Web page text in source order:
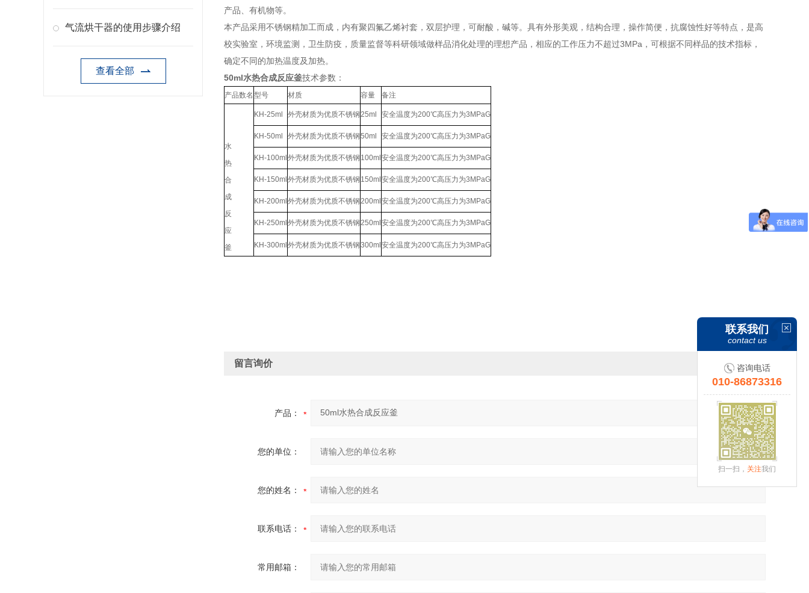
气流烘干器的使用步骤介绍
查看全部
产品、有机物等。
本产品采用不锈钢精加工而成，内有聚四氟乙烯衬套，双层护理，可耐酸，碱等。具有外形美观，结构合理，操作简便，抗腐蚀性好等特点，是高
校实验室，环境监测，卫生防疫，质量监督等科研领域做样品消化处理的理想产品，相应的工作压力不超过3MPa，可根据不同样品的技术指标，
确定不同的加热温度及加热。
50ml水热合成反应釜技术参数：
产品数名 型号 材质 容量 备注
水
热
合
成
反
应
釜
KH-25ml 外壳材质为优质不锈钢25ml 安全温度为200℃高压力为3MPaG
KH-50ml 外壳材质为优质不锈钢50ml 安全温度为200℃高压力为3MPaG
KH-100ml 外壳材质为优质不锈钢 100ml 安全温度为200℃高压力为3MPaG
KH-150ml 外壳材质为优质不锈钢 150ml 安全温度为200℃高压力为3MPaG
KH-200ml 外壳材质为优质不锈钢200ml 安全温度为200℃高压力为3MPaG
KH-250ml 外壳材质为优质不锈钢250ml 安全温度为200℃高压力为3MPaG
KH-300ml 外壳材质为优质不锈钢300ml 安全温度为200℃高压力为3MPaG
留言询价
产品：
您的单位：
您的姓名：
联系电话：
常用邮箱：
联系我们
contact us
咨询电话
010-86873316
扫一扫， 关注我们